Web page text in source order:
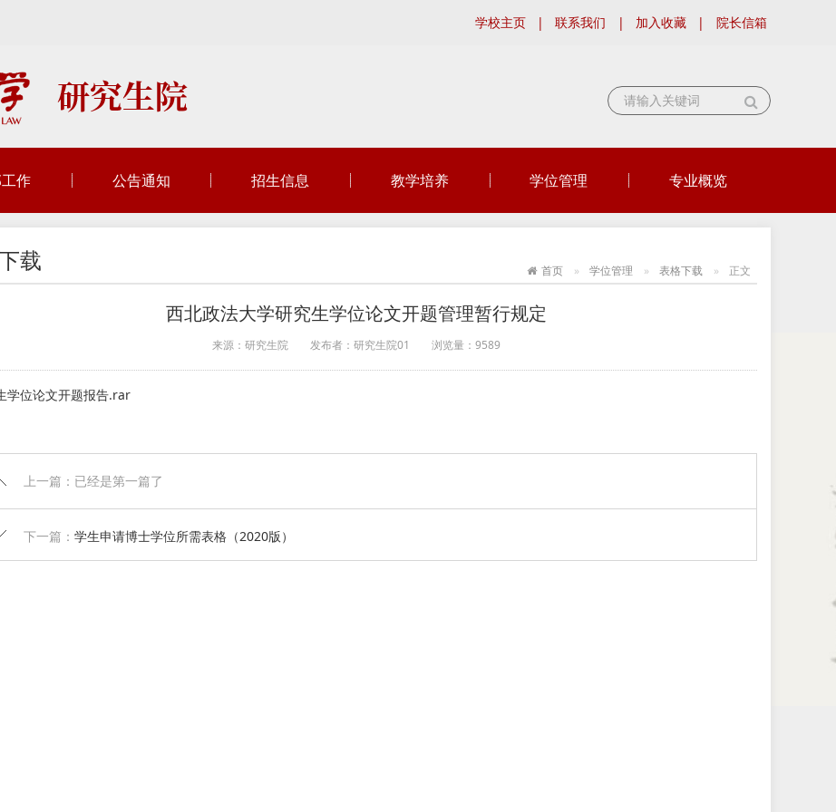
学校主页 | 联系我们 | 加入收藏 | 院长信箱
作 公告通知 招生信息 教学培养 学位管理 专业概览
首页 学位管理 表格下载 正文
载
西北政法大学研究生学位论文开题管理暂行规定
来源：研究生院 发布者：研究生院01 浏览量： 9589
学位论文开题报告.rar
上一篇：已经是第一篇了
下一篇： 学生申请博士学位所需表格（2020版）